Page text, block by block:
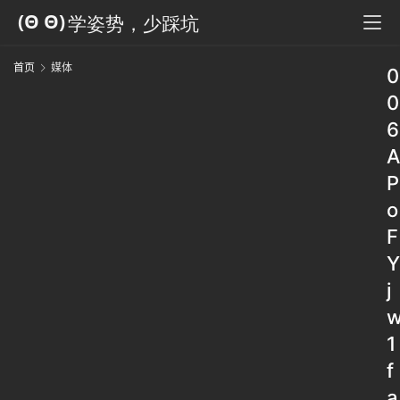
首页 媒体
0
0
6
A
P
o
F
Y
j
1
f